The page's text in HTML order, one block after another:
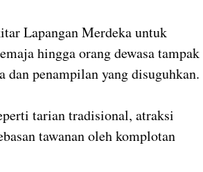
Lapangan Merdeka untuk
hingga orang dewasa tampak
dan penampilan yang disuguhkan.
tarian tradisional, atraksi
tawanan oleh komplotan